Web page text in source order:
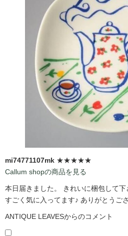
mi74771107mk ★★★★★
Callum shopの商品を見る
本日届きました。 きれいに梱包して下
すごく気に入ってます♪ ありがとうご
ANTIQUE LEAVESからのコメント